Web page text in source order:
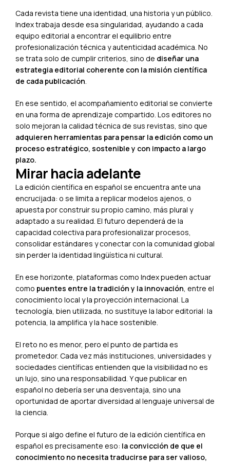
Cada revista tiene una identidad, una historia y un público.
Index trabaja desde esa singularidad, ayudando a cada
equipo editorial a encontrar el equilibrio entre
profesionalización técnica y autenticidad académica. No
se trata solo de cumplir criterios, sino de diseñar una
estrategia editorial coherente con la misión científica
de cada publicación.
En ese sentido, el acompañamiento editorial se convierte
en una forma de aprendizaje compartido. Los editores no
solo mejoran la calidad técnica de sus revistas, sino que
adquieren herramientas para pensar la edición como un
proceso estratégico, sostenible y con impacto a largo
plazo.
Mirar hacia adelante
La edición científica en español se encuentra ante una
encrucijada: o se limita a replicar modelos ajenos, o
apuesta por construir su propio camino, más plural y
adaptado a su realidad. El futuro dependerá de la
capacidad colectiva para profesionalizar procesos,
consolidar estándares y conectar con la comunidad global
sin perder la identidad lingüística ni cultural.
En ese horizonte, plataformas como Index pueden actuar
como puentes entre la tradición y la innovación, entre el
conocimiento local y la proyección internacional. La
tecnología, bien utilizada, no sustituye la labor editorial: la
potencia, la amplifica y la hace sostenible.
El reto no es menor, pero el punto de partida es
prometedor. Cada vez más instituciones, universidades y
sociedades científicas entienden que la visibilidad no es
un lujo, sino una responsabilidad. Y que publicar en
español no debería ser una desventaja, sino una
oportunidad de aportar diversidad al lenguaje universal de
la ciencia.
Porque si algo define el futuro de la edición científica en
español es precisamente eso: la convicción de que el
conocimiento no necesita traducirse para ser valioso,